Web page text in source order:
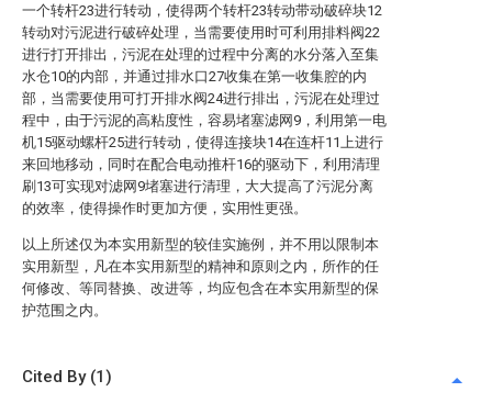
一个转杆23进行转动，使得两个转杆23转动带动破碎块12
转动对污泥进行破碎处理，当需要使用时可利用排料阀22
进行打开排出，污泥在处理的过程中分离的水分落入至集
水仓10的内部，并通过排水口27收集在第一收集腔的内
部，当需要使用可打开排水阀24进行排出，污泥在处理过
程中，由于污泥的高粘度性，容易堵塞滤网9，利用第一电
机15驱动螺杆25进行转动，使得连接块14在连杆11上进行
来回地移动，同时在配合电动推杆16的驱动下，利用清理
刷13可实现对滤网9堵塞进行清理，大大提高了污泥分离
的效率，使得操作时更加方便，实用性更强。
以上所述仅为本实用新型的较佳实施例，并不用以限制本
实用新型，凡在本实用新型的精神和原则之内，所作的任
何修改、等同替换、改进等，均应包含在本实用新型的保
护范围之内。
Cited By (1)